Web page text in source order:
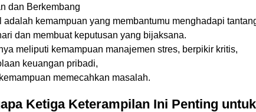
dan Berkembang
adalah kemampuan yang membantumu menghadapi
dan membuat keputusan yang bijaksana.
meliputi kemampuan manajemen stres, berpikir kritis,
keuangan pribadi,
memecahkan masalah.
Ketiga Keterampilan Ini Penting untuk